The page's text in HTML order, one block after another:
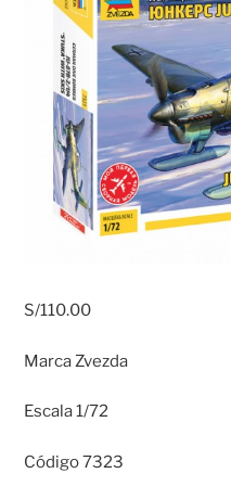
S/110.00
Marca Zvezda
Escala 1/72
Código 7323